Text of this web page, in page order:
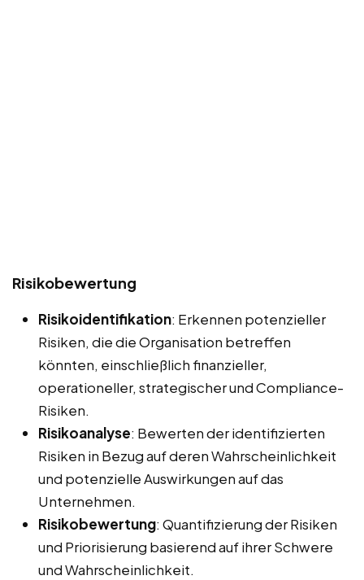
Risikobewertung
Risikoidentifikation: Erkennen potenzieller
Risiken, die die Organisation betreffen
könnten, einschließlich finanzieller,
operationeller, strategischer und Compliance-
Risiken.
Risikoanalyse: Bewerten der identifizierten
Risiken in Bezug auf deren Wahrscheinlichkeit
und potenzielle Auswirkungen auf das
Unternehmen.
Risikobewertung: Quantifizierung der Risiken
und Priorisierung basierend auf ihrer Schwere
und Wahrscheinlichkeit.